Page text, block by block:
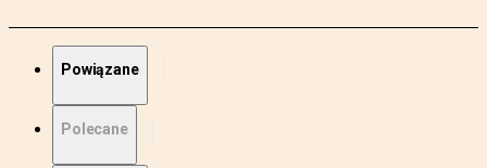
Powiązane
Polecane